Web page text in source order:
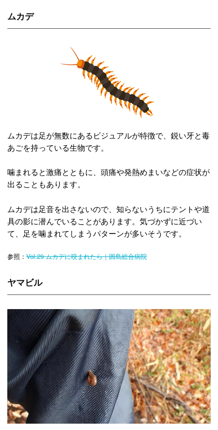
ムカデ
ムカデは足が無数にあるビジュアルが特徴で、鋭い牙と毒
あごを持っている生物です。
噛まれると激痛とともに、頭痛や発熱めまいなどの症状が
出ることもあります。
ムカデは足音を出さないので、知らないうちにテントや道
具の影に潜んでいることがあります。気づかずに近づい
て、足を噛まれてしまうパターンが多いそうです。
参照： Vol.29 ムカデに咬まれたら｜因島総合病院
ヤマビル